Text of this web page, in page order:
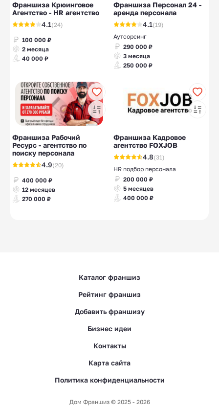
Франшиза Крюинговое
Агентство - HR агентство
4.1(24)
100 000 ₽
2 месяца
40 000 ₽
Франшиза Персонал 24 -
аренда персонала
4.1(19)
Аутсорсинг
290 000 ₽
3 месяца
250 000 ₽
Франшиза Рабочий
Ресурс - агентство по
поиску персонала
4.9(20)
400 000 ₽
12 месяцев
270 000 ₽
Франшиза Кадровое
агентство FOXJOB
4.8(31)
HR подбор персонала
200 000 ₽
5 месяцев
400 000 ₽
Каталог франшиз
Рейтинг франшиз
Добавить франшизу
Бизнес идеи
Контакты
Карта сайта
Политика конфиденциальности
Дом Франшиз © 2025 - 2026